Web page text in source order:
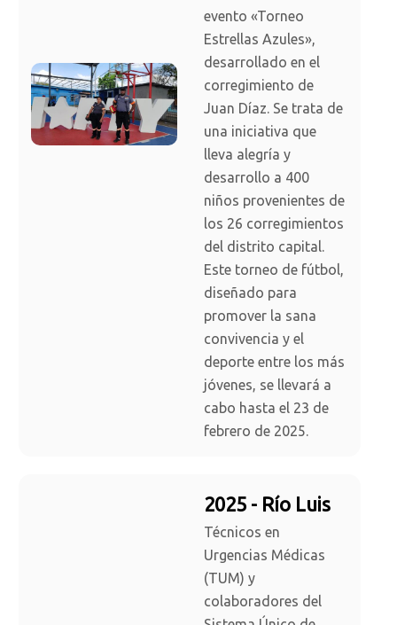
evento «Torneo
Estrellas Azules»,
desarrollado en el
corregimiento de
Juan Díaz. Se trata de
una iniciativa que
lleva alegría y
desarrollo a 400
niños provenientes de
los 26 corregimientos
del distrito capital.
Este torneo de fútbol,
diseñado para
promover la sana
convivencia y el
deporte entre los más
jóvenes, se llevará a
cabo hasta el 23 de
febrero de 2025.
2025 - Río Luis
Técnicos en
Urgencias Médicas
(TUM) y
colaboradores del